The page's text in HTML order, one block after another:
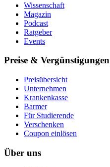
Wissenschaft
Magazin
Podcast
Ratgeber
Events
Preise & Vergünstigungen
Preisübersicht
Unternehmen
Krankenkasse
Barmer
Für Studierende
Ver­schen­ken
Coupon einlösen
Über uns